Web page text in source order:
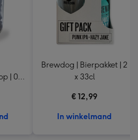
| 0,9
Brewdog | Bierpakket | 2
x 33cl
€ 12,99
In winkelmand